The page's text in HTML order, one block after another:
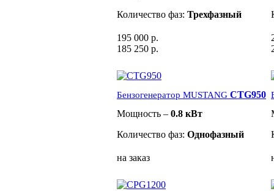
Количество фаз: Трехфазный
195 000 р.
185 250 р.
Бензогенератор MUSTANG CTG950
Мощность – 0.8 кВт
Количество фаз: Однофазный
на заказ